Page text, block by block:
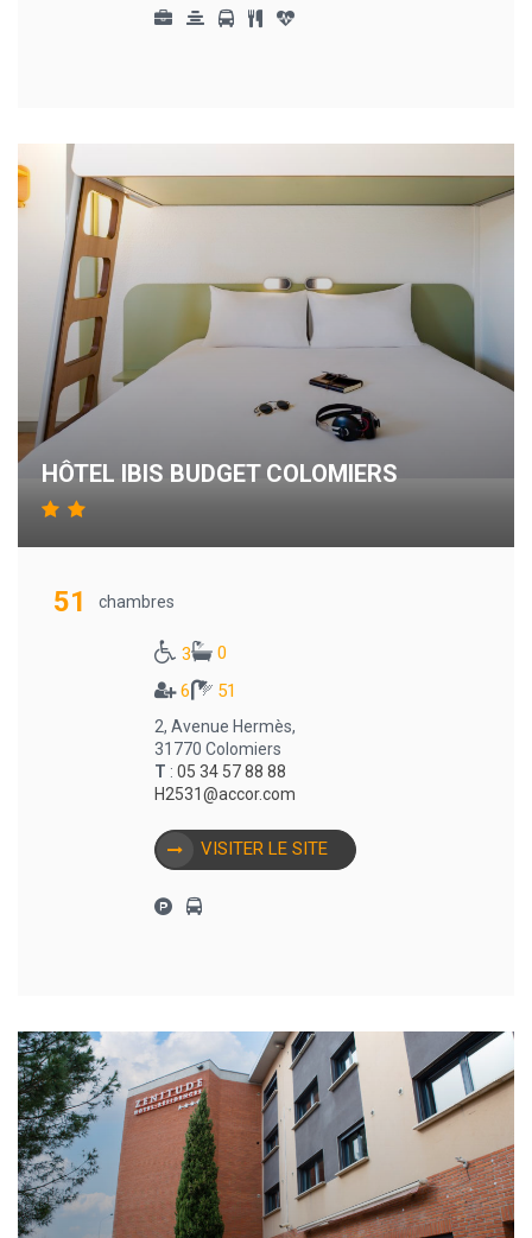
HÔTEL IBIS BUDGET COLOMIERS
51 chambres
3
0
6
51
2, Avenue Hermès,
31770 Colomiers
T : 05 34 57 88 88
H2531@accor.com
VISITER LE SITE